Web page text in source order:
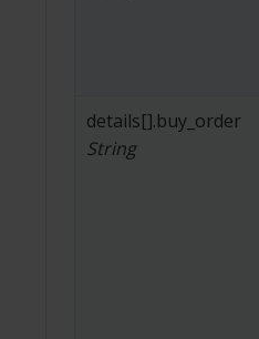
details[].buy_order
String